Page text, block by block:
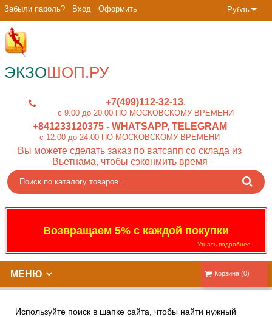
Рубль
Забыли пароль? Вход Оформить
ЭКЗОШОП.РУ
+7(499)112-32-13
c 9.00 до 20.00 ПО МОСКОВСКОМУ ВРЕМЕНИ
+841233120375- WHATSAPP, TELEGRAM
c 12.00 до 24.00 ПО МОСКОВСКОМУ ВРЕМЕНИ
Вы можете сделать заказ по ватсапп со склада из
Вьетнама, чтобы сэконмить время
Возвращаем 5% с каждой покупки
Узнать подробнее...
Корзина (0)
МЕНЮ
Используйте поиск в шапке сайта, чтобы найти нужный